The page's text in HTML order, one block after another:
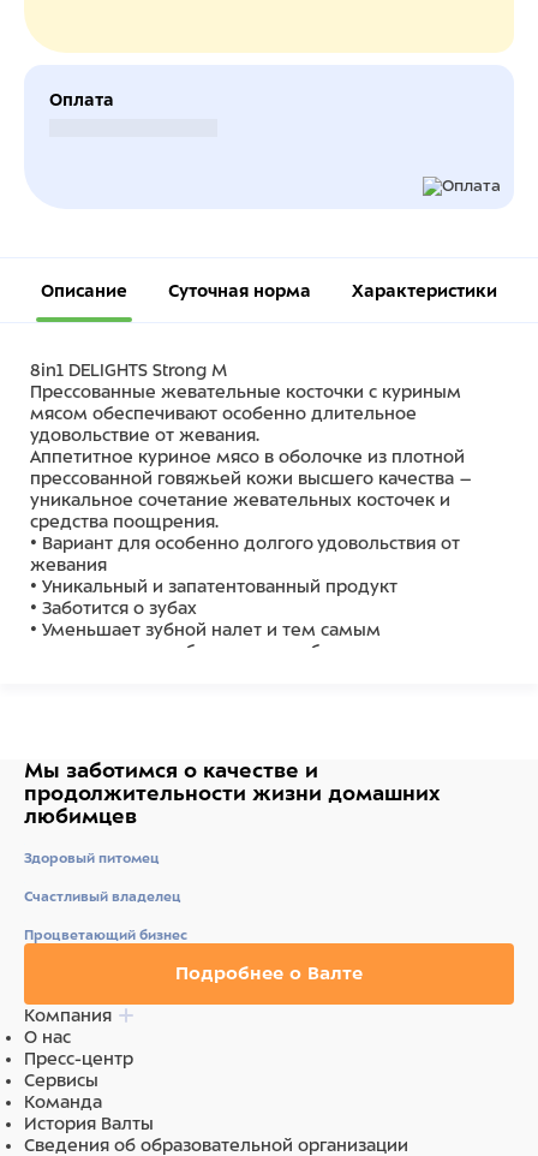
Оплата
Описание Суточная норма Характеристики
8in1 DELIGHTS Strong M
Прессованные жевательные косточки с куриным
мясом обеспечивают особенно длительное
удовольствие от жевания.
Аппетитное куриное мясо в оболочке из плотной
прессованной говяжьей кожи высшего качества –
уникальное сочетание жевательных косточек и
средства поощрения.
• Вариант для особенно долгого удовольствия от
жевания
• Уникальный и запатентованный продукт
• Заботится о зубах
• Уменьшает зубной налет и тем самым
предотвращает образование зубного камня
• Не содержит искусственных красителей и
усилителей вкуса
Мясо и мясные субпродукты (куриное мясо 12%),
Мы заботимся о качестве и
продолжительности жизни домашних
любимцев
Здоровый питомец
Счастливый владелец
Процветающий бизнес
Подробнее о Валте
Компания
О нас
Пресс-центр
Сервисы
Команда
История Валты
Сведения об образовательной организации